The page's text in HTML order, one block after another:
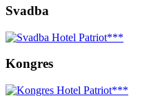
Svadba
Kongres